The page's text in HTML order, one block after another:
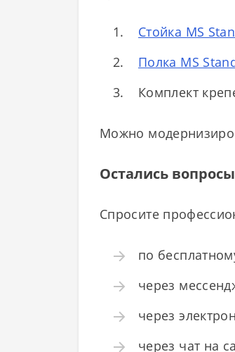
Стойка MS
Полка MS
Комплект
Можно
Остались
Спросите
по
через
через
через чат на